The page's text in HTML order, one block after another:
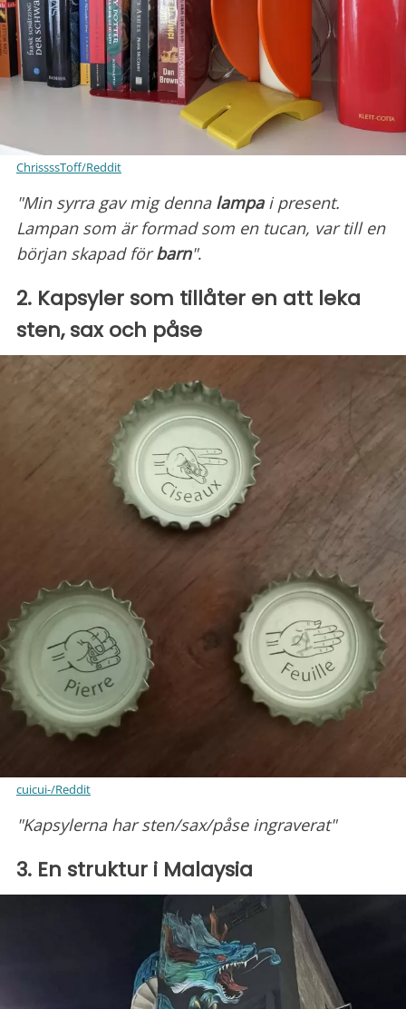
ChrissssToff/Reddit
"Min syrra gav mig denna lampai present.
Lampan som är formad som en tucan, var till en
början skapad förbarn".
2. Kapsyler som tillåter en att leka
sten, sax och påse
cuicui-/Reddit
"Kapsylerna har sten/sax/påse ingraverat"
3. En struktur i Malaysia